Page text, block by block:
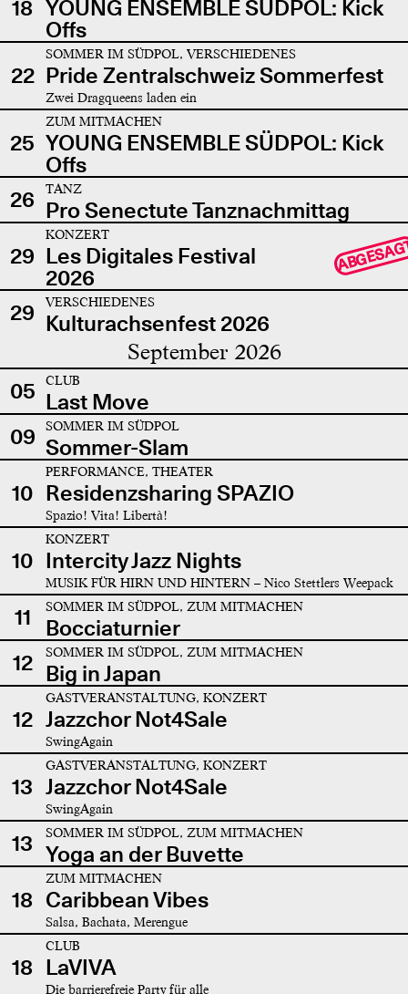
18 YOUNG ENSEMBLE SÜDPOL: Kick
Offs
22
SOMMER IM SÜDPOL, VERSCHIEDENES
Pride Zentralschweiz Sommerfest
Zwei Dragqueens laden ein
25
ZUM MITMACHEN
YOUNG ENSEMBLE SÜDPOL: Kick
Offs
26
TANZ
Pro Senectute Tanznachmittag
29
KONZERT
Les Digitales Festival
2026
29 VERSCHIEDENES
Kulturachsenfest 2026
September 2026
05 CLUB
Last Move
09
SOMMER IM SÜDPOL
Sommer-Slam
10
PERFORMANCE, THEATER
Residenzsharing SPAZIO
Spazio! Vita! Libertà!
10
KONZERT
Intercity Jazz Nights
MUSIK FÜR HIRN UND HINTERN – Nico Stettlers Weepack
11 SOMMER IM SÜDPOL, ZUM MITMACHEN
Bocciaturnier
12
SOMMER IM SÜDPOL, ZUM MITMACHEN
Big in Japan
12
GASTVERANSTALTUNG, KONZERT
Jazzchor Not4Sale
SwingAgain
13
GASTVERANSTALTUNG, KONZERT
Jazzchor Not4Sale
SwingAgain
13 SOMMER IM SÜDPOL, ZUM MITMACHEN
Yoga an der Buvette
18
ZUM MITMACHEN
Caribbean Vibes
Salsa, Bachata, Merengue
18
CLUB
LaVIVA
Die barrierefreie Party für alle